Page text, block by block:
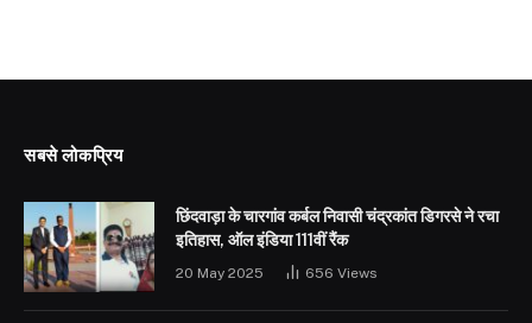
सबसे लोकप्रिय
छिंदवाड़ा के चारगांव कर्बल निवासी चंद्रकांत डिगरसे ने रचा
इतिहास, ऑल इंडिया 111वीं रैंक
20 May 2025 656 Views